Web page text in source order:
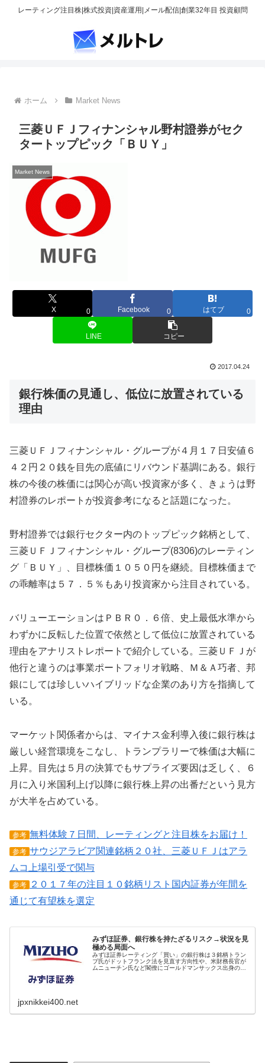
レーティング注目株|株式投資|資産運用|メール配信|創業32年目 投資顧問
ホーム Market News
三菱ＵＦＪフィナンシャル野村證券がセク
タートップピック「ＢＵＹ」
Market News
X 0 Facebook 0 はてブ 0
LINE コピー
2017.04.24
銀行株価の見通し、低位に放置されている
理由
三菱ＵＦＪフィナンシャル・グループが４月１７日安値６
４２円２０銭を目先の底値にリバウンド基調にある。銀行
株の今後の株価には関心が高い投資家が多く、きょうは野
村證券のレポートが投資参考になると話題になった。
野村證券では銀行セクター内のトップピック銘柄として、
三菱ＵＦＪフィナンシャル・グループ(8306)のレーティン
グ「ＢＵＹ」、目標株価１０５０円を継続。目標株価まで
の乖離率は５７．５％もあり投資家から注目されている。
バリューエーションはＰＢＲ０．６倍、史上最低水準から
わずかに反転した位置で依然として低位に放置されている
理由をアナリストレポートで紹介している。三菱ＵＦＪが
他行と違うのは事業ポートフォリオ戦略、Ｍ＆Ａ巧者、邦
銀にしては珍しいハイブリッドな企業のあり方を指摘して
いる。
マーケット関係者からは、マイナス金利導入後に銀行株は
厳しい経営環境をこなし、トランプラリーで株価は大幅に
上昇。目先は５月の決算でもサプライズ要因は乏しく、６
月に入り米国利上げ以降に銀行株上昇の出番だという見方
が大半を占めている。
参考 無料体験７日間、レーティングと注目株をお届け！
参考 サウジアラビア関連銘柄２０社、三菱ＵＦＪはアラ
ムコ上場引受で関与
参考
２０１７年の注目１０銘柄リスト国内証券が年間を
通じて有望株を選定
みずほ証券、銀行株を持たざるリスク→状況を見
極める局面へ
みずほ証券レーティング「買い」の銀行株は３銘柄トラン
プ氏がドットフランク法を見直す方向性や、米財務長官が
ムニューチン氏など閣僚にゴールドマンサックス出身の人
jpxnikkei400.net